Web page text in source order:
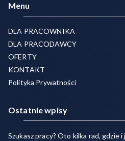
Menu
DLA PRACOWNIKA
DLA PRACODAWCY
OFERTY
KONTAKT
Polityka Prywatności
Ostatnie wpisy
Szukasz pracy? Oto kilka rad, gdzie